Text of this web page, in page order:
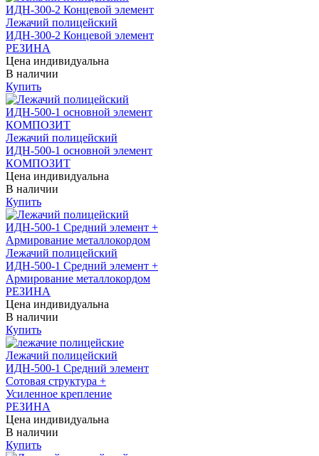
Лежачий полицейский
ИДН-300-2 Концевой элемент
РЕЗИНА
Цена индивидуальна
В наличии
Купить
Лежачий полицейский
ИДН-500-1 основной элемент
КОМПОЗИТ
Цена индивидуальна
В наличии
Купить
Лежачий полицейский
ИДН-500-1 Средний элемент +
Армирование металлокордом
РЕЗИНА
Цена индивидуальна
В наличии
Купить
Лежачий полицейский
ИДН-500-1 Средний элемент
Сотовая структура +
Усиленное крепление
РЕЗИНА
Цена индивидуальна
В наличии
Купить